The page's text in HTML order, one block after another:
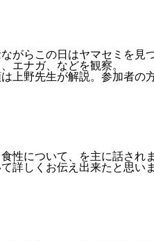
がらこの日はヤマセミを見
エナガ、などを観察。
上野先生が解説。参加者
性について、を主に話され
詳しくお伝え出来たと思いま